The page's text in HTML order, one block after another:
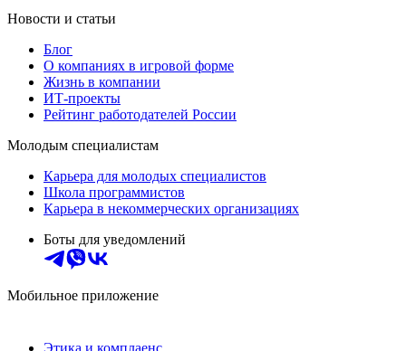
Новости и статьи
Блог
О компаниях в игровой форме
Жизнь в компании
ИТ-проекты
Рейтинг работодателей России
Молодым специалистам
Карьера для молодых специалистов
Школа программистов
Карьера в некоммерческих организациях
Боты для уведомлений
Мобильное приложение
Этика и комплаенс